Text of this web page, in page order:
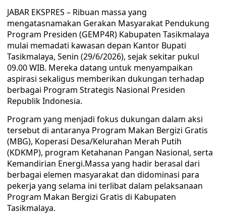
JABAR EKSPRES – Ribuan massa yang
mengatasnamakan Gerakan Masyarakat Pendukung
Program Presiden (GEMP4R) Kabupaten Tasikmalaya
mulai memadati kawasan depan Kantor Bupati
Tasikmalaya, Senin (29/6/2026), sejak sekitar pukul
09.00 WIB. Mereka datang untuk menyampaikan
aspirasi sekaligus memberikan dukungan terhadap
berbagai Program Strategis Nasional Presiden
Republik Indonesia.
Program yang menjadi fokus dukungan dalam aksi
tersebut di antaranya Program Makan Bergizi Gratis
(MBG), Koperasi Desa/Kelurahan Merah Putih
(KDKMP), program Ketahanan Pangan Nasional, serta
Kemandirian Energi.Massa yang hadir berasal dari
berbagai elemen masyarakat dan didominasi para
pekerja yang selama ini terlibat dalam pelaksanaan
Program Makan Bergizi Gratis di Kabupaten
Tasikmalaya.